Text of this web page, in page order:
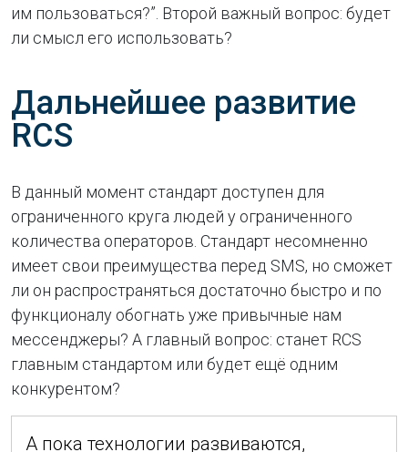
им пользоваться?”. Второй важный вопрос: будет
ли смысл его использовать?
Дальнейшее развитие
RCS
В данный момент стандарт доступен для
ограниченного круга людей у ограниченного
количества операторов. Стандарт несомненно
имеет свои преимущества перед SMS, но сможет
ли он распространяться достаточно быстро и по
функционалу обогнать уже привычные нам
мессенджеры? А главный вопрос: станет RCS
главным стандартом или будет ещё одним
конкурентом?
А пока технологии развиваются,